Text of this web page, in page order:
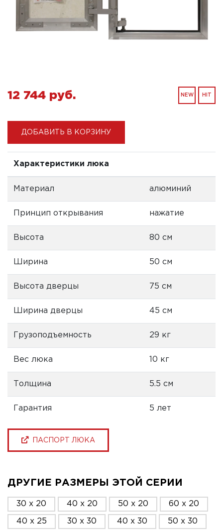
12 744 pуб. NEW HIT
ДОБАВИТЬ В КОРЗИНУ
Характеристики люка
Материал алюминий
Принцип открывания нажатие
Высота 80 см
Ширина 50 см
Высота дверцы 75 см
Ширина дверцы 45 см
Грузоподъемность 29 кг
Вес люка 10 кг
Толщина 5.5 см
Гарантия 5 лет
ПАСПОРТ ЛЮКА
ДРУГИЕ РАЗМЕРЫ ЭТОЙ СЕРИИ
30 x 20 40 x 20 50 x 20 60 x 20
40 x 25 30 x 30 40 x 30 50 x 30